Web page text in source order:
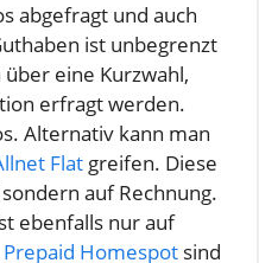
abgefragt und auch
ist unbegrenzt
eine Kurzwahl,
erfragt werden.
Alternativ kann man
Flat greifen. Diese
auf Rechnung.
ebenfalls nur auf
Prepaid Homespot sind